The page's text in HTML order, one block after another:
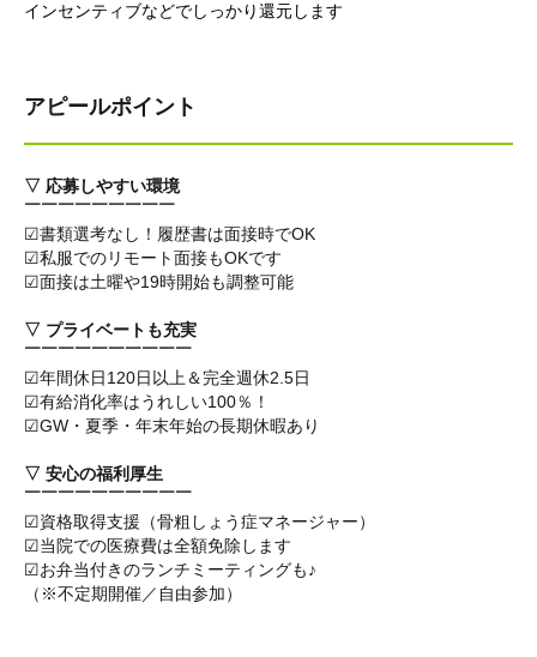
インセンティブなどでしっかり還元します
アピールポイント
▽ 応募しやすい環境
￣￣￣￣￣￣￣￣￣
☑書類選考なし！履歴書は面接時でOK
☑私服でのリモート面接もOKです
☑面接は土曜や19時開始も調整可能
▽ プライベートも充実
￣￣￣￣￣￣￣￣￣￣
☑年間休日120日以上＆完全週休2.5日
☑有給消化率はうれしい100％！
☑GW・夏季・年末年始の長期休暇あり
▽ 安心の福利厚生
￣￣￣￣￣￣￣￣￣￣
☑資格取得支援（骨粗しょう症マネージャー）
☑当院での医療費は全額免除します
☑お弁当付きのランチミーティングも♪
（※不定期開催／自由参加）